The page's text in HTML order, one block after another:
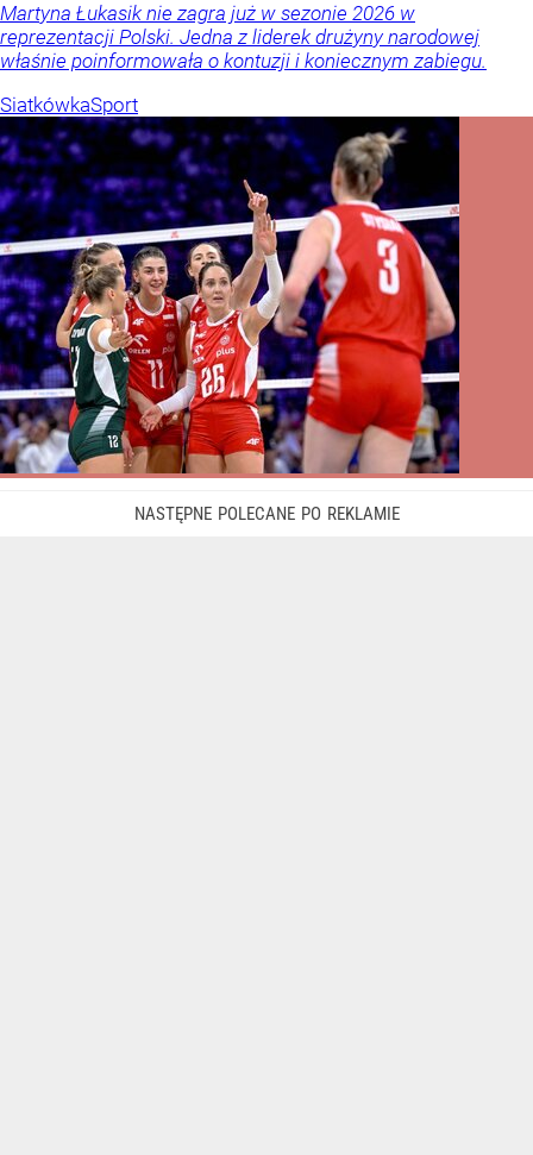
Martyna Łukasik nie zagra już w sezonie 2026 w
reprezentacji Polski. Jedna z liderek drużyny narodowej
właśnie poinformowała o kontuzji i koniecznym zabiegu.
SiatkówkaSport